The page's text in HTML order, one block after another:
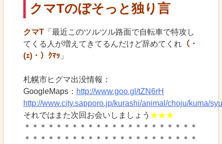
クマTのぼそっと独り言
クマT 「最近このツルツル路面で自転車で特攻し
てくる人が増えてきてるんだけど辞めてくれ （・
(ｪ)・）ｸﾏｯ 」
札幌市ヒグマ出没情報：
GoogleMaps： http://www.goo.gl/tZN6rH
http://www.city.sapporo.jp/kurashi/animal/choju/kuma/
それではまた次回お会いしましょう ★★★
＊＊＊＊＊＊＊＊＊＊＊＊＊＊＊＊＊＊＊＊＊＊
＊＊＊＊＊＊＊＊＊＊＊＊＊＊＊＊＊＊＊＊＊＊